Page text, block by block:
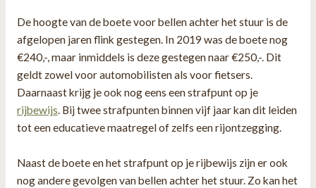
De hoogte van de boete voor bellen achter het stuur is de
afgelopen jaren flink gestegen. In 2019 was de boete nog
€240,-, maar inmiddels is deze gestegen naar €250,-. Dit
geldt zowel voor automobilisten als voor fietsers.
Daarnaast krijg je ook nog eens een strafpunt op je
rijbewijs. Bij twee strafpunten binnen vijf jaar kan dit leiden
tot een educatieve maatregel of zelfs een rijontzegging.
Naast de boete en het strafpunt op je rijbewijs zijn er ook
nog andere gevolgen van bellen achter het stuur. Zo kan het